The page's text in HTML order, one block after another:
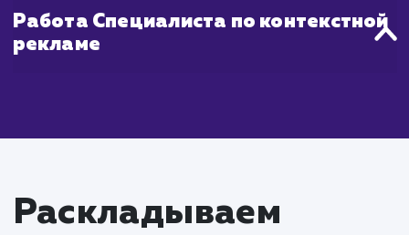
услуги продвижения
молодых сайтов
Работа SEO-специалиста
идентификации возможностей для